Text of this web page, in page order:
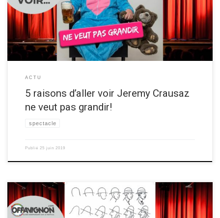
raisons de voir Jeremy Crausaz ne veut pas grandir! Raison 1 Une
heure où on ne […]
ACTU
5 raisons d’aller voir Jeremy Crausaz
ne veut pas grandir!
spectacle
Publié 25 juin 2019